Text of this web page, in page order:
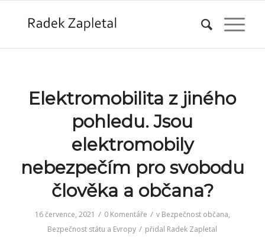
Elektromobilita z jiného
pohledu. Jsou
elektromobily
nebezpečím pro svobodu
člověka a občana?
16 července, 2021 / 0 Komentáře / v Bezpečnost občana,
Bezpečnost státu a Evropy / přidal Radek Zapletal